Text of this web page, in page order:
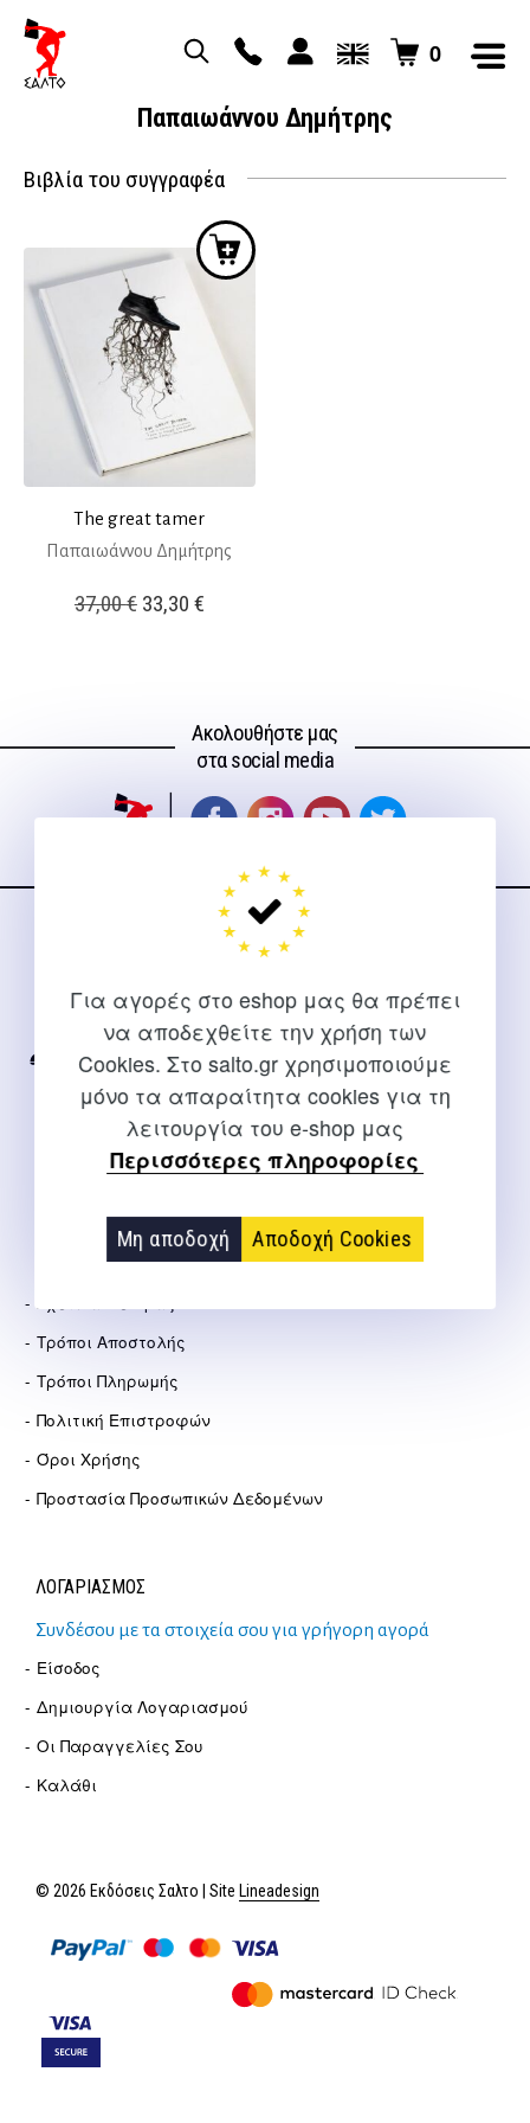
Για αγορές στο eshop μας θα πρέπει
να αποδεχθείτε την χρήση των
Cookies. Στο salto.gr χρησιμοποιούμε
μόνο τα απαραίτητα cookies για τη
λειτουργία του e-shop μας
Περισσότερες πληροφορίες
Μη αποδοχή Αποδοχή Cookies
0
Παπαιωάννου Δημήτρης
Βιβλία του συγγραφέα
The great tamer
Παπαιωάννου Δημήτρης
37,00€ Original
33,30 €Η
33,30 €.
Ακολουθήστε μας
στα social media
Για διευκρινίσεις και υποστήριξη παραγγελιών μέσω του
2310 267108
Αγγελάκη 21, Θεσσαλονίκη
Σχετικά Με Εμάς
Τρόποι Αποστολής
Τρόποι Πληρωμής
Πολιτική Επιστροφών
Όροι Χρήσης
Προστασία Προσωπικών Δεδομένων
ΛΟΓΑΡΙΑΣΜΟΣ
Συνδέσου με τα στοιχεία σου για γρήγορη αγορά
Είσοδος
Δημιουργία Λογαριασμού
Οι Παραγγελίες Σου
Καλάθι
© 2026 Εκδόσεις Σαλτο | Site Lineadesign